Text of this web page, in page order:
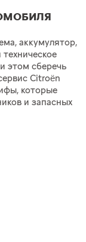
аккумулятор,
этом сберечь
Citroën
которые
и запасных